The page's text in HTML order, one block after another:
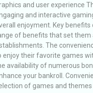
and user experience
and interactive
enjoyment. Key
of benefits that set
The
enjoy their favorite games
availability of numerous
your bankroll.
of games and